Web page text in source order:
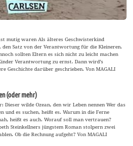
mutig waren Als älteres Geschwisterkind
Satz von der Verantwortung für die Kleineren.
sollten Eltern es sich nicht zu leicht machen
Verantwortung zu ernst. Dann wird’s
Geschichte darüber geschrieben. Von MAGALI
(oder mehr)
Dieser wilde Ozean, den wir Leben nennen Wer das
und es suchen, heißt es. Warum in die Ferne
heißt es auch. Worauf soll man vertrauen?
Steinkellners jüngstem Roman stolpern zwei
Ob die Rechnung aufgeht? Von MAGALI